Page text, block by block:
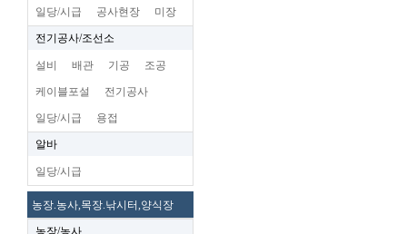
일당/시급 공사현장 미장
전기공사/조선소
설비 배관 기공 조공
케이블포설 전기공사
일당/시급 용접
알바
일당/시급
농장.농사,목장.낚시터,양식장
농장/농사